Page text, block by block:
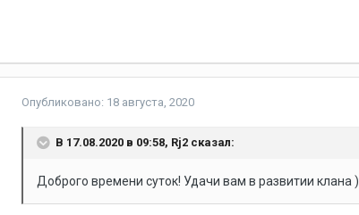
Опубликовано: 18 августа, 2020
В 17.08.2020 в 09:58, Rj2 сказал:
Доброго времени суток! Удачи вам в развитии клана )